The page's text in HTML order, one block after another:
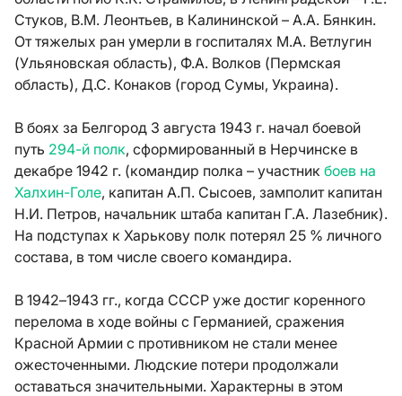
Стуков, В.М. Леонтьев, в Калининской – А.А. Бянкин.
От тяжелых ран умерли в госпиталях М.А. Ветлугин
(Ульяновская область), Ф.А. Волков (Пермская
область), Д.С. Конаков (город Сумы, Украина).
В боях за Белгород 3 августа 1943 г. начал боевой
путь 294-й полк, сформированный в Нерчинске в
декабре 1942 г. (командир полка – участник боев на
Халхин-Голе, капитан А.П. Сысоев, замполит капитан
Н.И. Петров, начальник штаба капитан Г.А. Лазебник).
На подступах к Харькову полк потерял 25 % личного
состава, в том числе своего командира.
В 1942–1943 гг., когда СССР уже достиг коренного
перелома в ходе войны с Германией, сражения
Красной Армии с противником не стали менее
ожесточенными. Людские потери продолжали
оставаться значительными. Характерны в этом